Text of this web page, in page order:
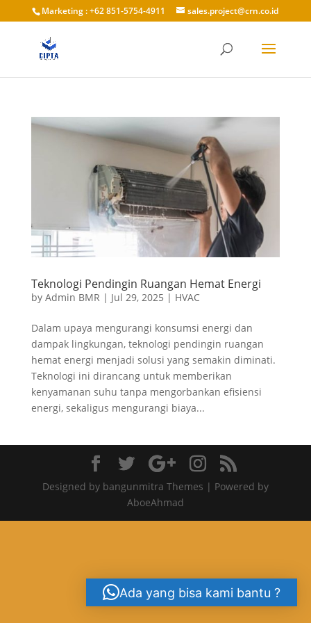
Marketing : +62 851-5754-4911 sales.project@crn.co.id
Teknologi Pendingin Ruangan Hemat Energi
by Admin BMR | Jul 29, 2025 | HVAC
Dalam upaya mengurangi konsumsi energi dan
dampak lingkungan, teknologi pendingin ruangan
hemat energi menjadi solusi yang semakin diminati.
Teknologi ini dirancang untuk memberikan
kenyamanan suhu tanpa mengorbankan efisiensi
energi, sekaligus mengurangi biaya...
Designed by bangunmitra Themes | Powered by
AboeAhmad
Ada yang bisa kami bantu ?